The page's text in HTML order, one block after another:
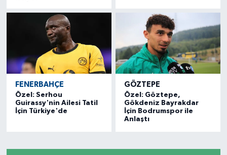
FENERBAHÇE
Özel: Serhou
Guirassy'nin Ailesi Tatil
İçin Türkiye'de
GÖZTEPE
Özel: Göztepe,
Gökdeniz Bayrakdar
İçin Bodrumspor ile
Anlaştı